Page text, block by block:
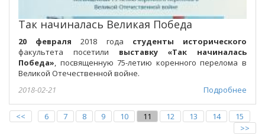
Так начиналась Великая Победа
20 февраля 2018 года студенты исторического
факультета посетили выставку «Так начиналась
Победа», посвященную 75-летию коренного перелома в
Великой Отечественной войне.
Подробнее
2018-02-21
<< 6 7 8 9 10 11 12 13 14
15
>>